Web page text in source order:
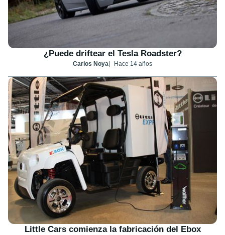
¿Puede driftear el Tesla Roadster?
Carlos Noya Hace 14 años
Little Cars comienza la fabricación del Ebox